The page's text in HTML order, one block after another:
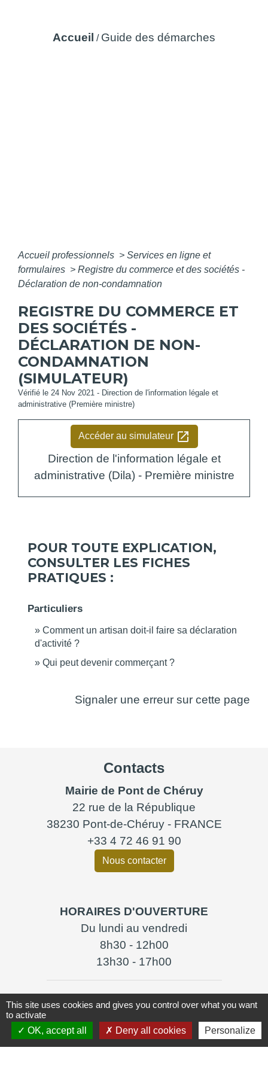
Accueil / Guide des démarches
Accueil professionnels > Services en ligne et
formulaires > Registre du commerce et des sociétés -
Déclaration de non-condamnation
REGISTRE DU COMMERCE ET
DES SOCIÉTÉS -
DÉCLARATION DE NON-
CONDAMNATION
(SIMULATEUR)
Vérifié le 24 Nov 2021 - Direction de l'information légale et
administrative (Première ministre)
Accéder au simulateur open_in_new
Direction de l'information légale et
administrative (Dila) - Première ministre
POUR TOUTE EXPLICATION,
CONSULTER LES FICHES
PRATIQUES :
Particuliers
Comment un artisan doit-il faire sa déclaration
d'activité ?
Qui peut devenir commerçant ?
Signaler une erreur sur cette page
Contacts
Mairie de Pont de Chéruy
22 rue de la République
38230 Pont-de-Chéruy - FRANCE
+33 4 72 46 91 90
Nous contacter
HORAIRES D'OUVERTURE
Du lundi au vendredi
8h30 - 12h00
13h30 - 17h00
This site uses cookies and gives you control over what you want
to activate
OK, accept all
Deny all cookies Personalize